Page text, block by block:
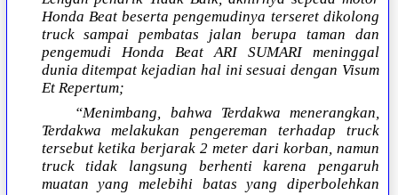
Honda Beat beserta pengemudinya terseret dikolong
truck sampai pembatas jalan berupa taman dan
pengemudi Honda Beat ARI SUMARI meninggal
dunia ditempat kejadian hal ini sesuai dengan Visum
Et Repertum;
“Menimbang, bahwa Terdakwa menerangkan,
Terdakwa melakukan pengereman terhadap truck
tersebut ketika berjarak 2 meter dari korban, namun
truck tidak langsung berhenti karena pengaruh
muatan yang melebihi batas yang diperbolehkan